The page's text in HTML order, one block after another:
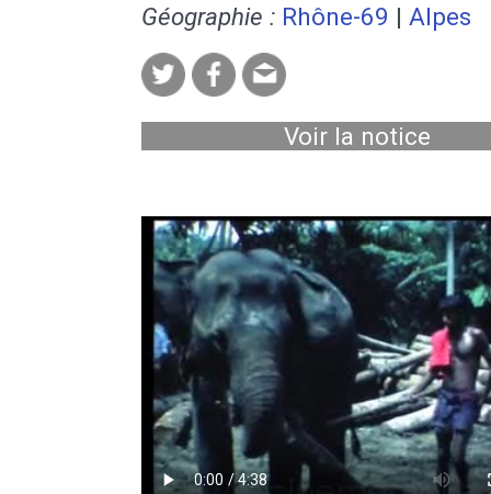
Géographie : Rhône-69 | Alpes
Voir la notice